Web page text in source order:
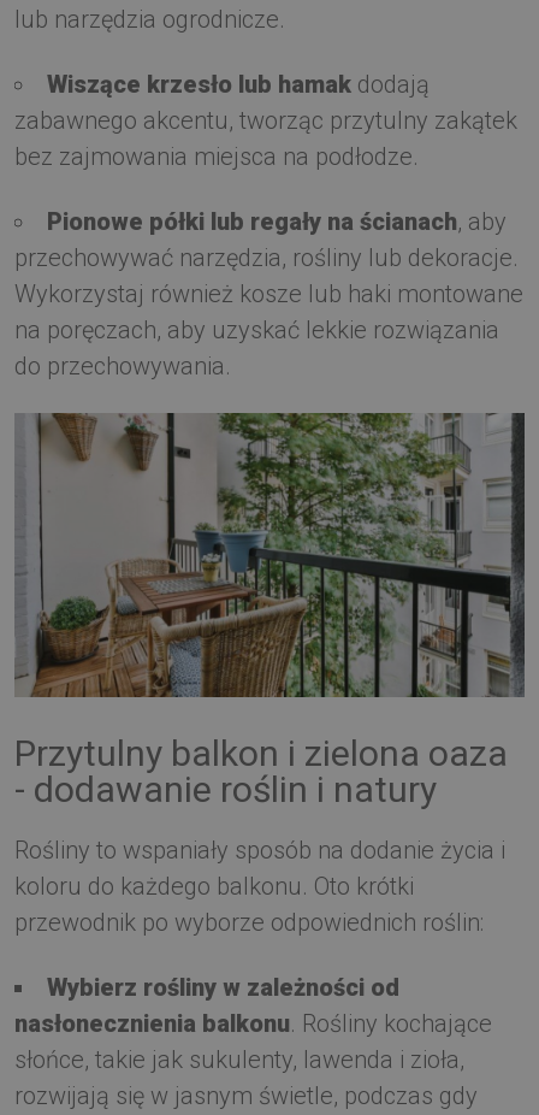
lub narzędzia ogrodnicze.
Wiszące krzesło lub hamak dodają
zabawnego akcentu, tworząc przytulny zakątek
bez zajmowania miejsca na podłodze.
Pionowe półki lub regały na ścianach, aby
przechowywać narzędzia, rośliny lub dekoracje.
Wykorzystaj również kosze lub haki montowane
na poręczach, aby uzyskać lekkie rozwiązania
do przechowywania.
Przytulny balkon i zielona oaza
- dodawanie roślin i natury
Rośliny to wspaniały sposób na dodanie życia i
koloru do każdego balkonu. Oto krótki
przewodnik po wyborze odpowiednich roślin:
Wybierz rośliny w zależności od
nasłonecznienia balkonu. Rośliny kochające
słońce, takie jak sukulenty, lawenda i zioła,
rozwijają się w jasnym świetle, podczas gdy